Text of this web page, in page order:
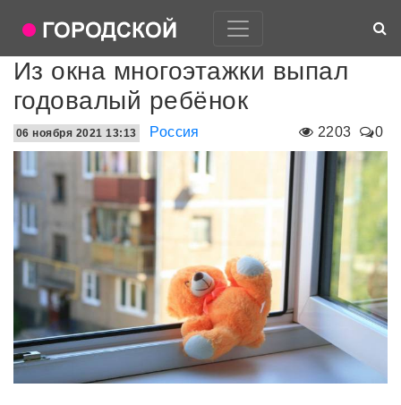
Из окна многоэтажки выпал
годовалый ребёнок
2203 0
06 ноября 2021 13:13 Россия